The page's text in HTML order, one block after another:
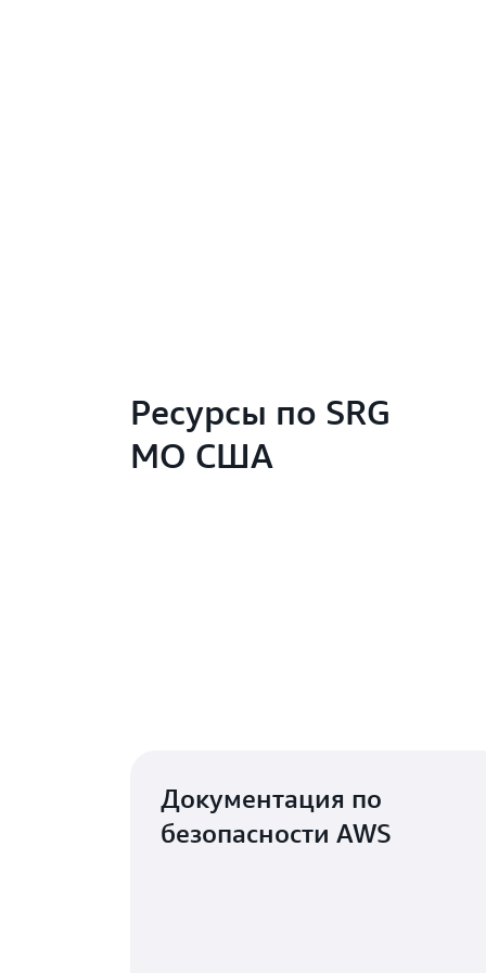
Ресурсы по SRG
МО США
Реализация соответствия
Документация по
безопасности AWS